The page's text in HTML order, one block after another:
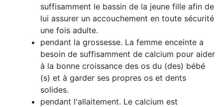
suffisamment le bassin de la jeune fille afin de
lui assurer un accouchement en toute sécurité
une fois adulte.
pendant la grossesse. La femme enceinte a
besoin de suffisamment de calcium pour aider
à la bonne croissance des os du (des) bébé
(s) et à garder ses propres os et dents
solides.
pendant l'allaitement. Le calcium est